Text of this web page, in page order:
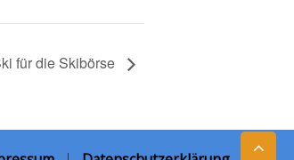
für die Skibörse